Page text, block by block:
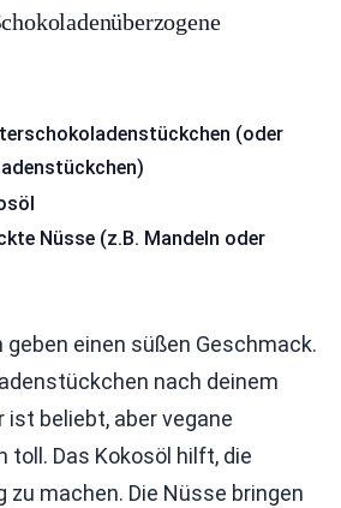
(oder
Nüsse (z.B. Mandeln oder
geben einen süßen Geschmack.
nach deinem
beliebt, aber vegane
toll. Das Kokosöl hilft, die
zu machen. Die Nüsse bringen